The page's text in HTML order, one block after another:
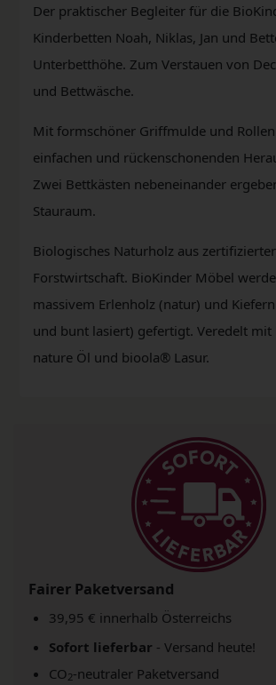
Der praktischer Begleiter für die
Kinderbetten Noah, Niklas, Jan und
Unterbetthöhe. Zum Verstauen von
und Bettwäsche.
Mit formschöner Griffmulde und
einfachen und rückenschonenden
Zwei Bettkästen nebeneinander
Stauraum.
Biologisches Naturholz aus zertifizierter
Forstwirtschaft. BioKinder Möbel
massivem Erlenholz (natur) und
und bunt lasiert) gefertigt. Veredelt
nature Öl und bioola® Lasur.
Fairer Paketversand
39,95 € innerhalb Österreichs
Sofort lieferbar - Versand heute!
CO2-neutraler Paketversand